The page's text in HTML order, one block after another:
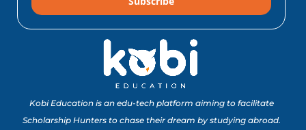
10 Lomba Jurusan
Matematika untuk
Portofolio Anak SMA
Buat Study Abroad Yang
Kobi Education is an edu-tech platform aiming to facilitate
Scholarship Hunters to chase their dream by studying abroad.